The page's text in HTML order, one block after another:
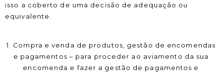
isso a coberto de uma decisão de adequação ou
equivalente.
1. Compra e venda de produtos, gestão de encomendas
e pagamentos – para proceder ao aviamento da sua
encomenda e fazer a gestão de pagamentos e